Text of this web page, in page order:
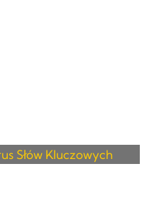
Słów Kluczowych